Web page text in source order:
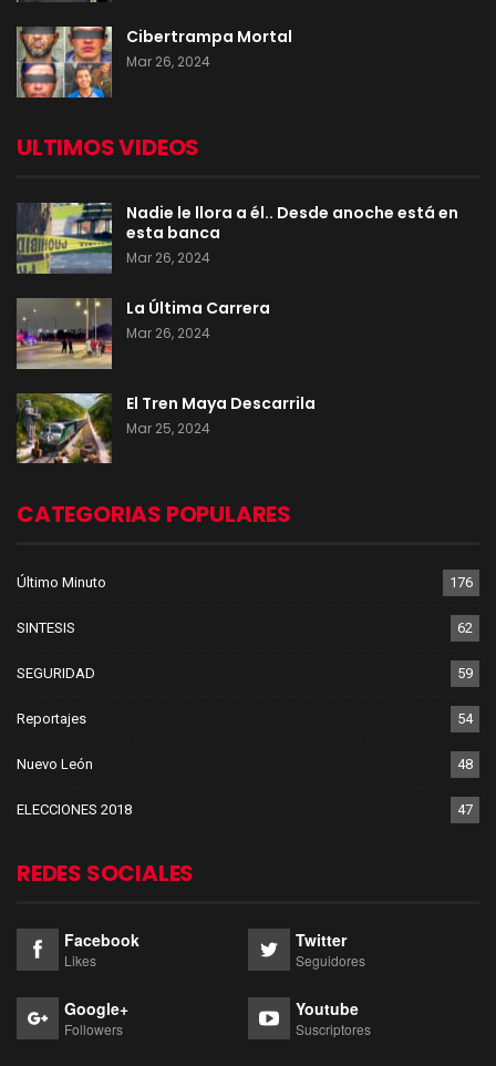
Cibertrampa Mortal
Mar 26, 2024
ULTIMOS VIDEOS
Nadie le llora a él.. Desde anoche está en
esta banca
Mar 26, 2024
La Última Carrera
Mar 26, 2024
El Tren Maya Descarrila
Mar 25, 2024
CATEGORIAS POPULARES
Último Minuto 176
SINTESIS 62
SEGURIDAD 59
Reportajes 54
Nuevo León 48
ELECCIONES 2018 47
REDES SOCIALES
Facebook
Likes
Twitter
Seguidores
Google+
Followers
Youtube
Suscriptores